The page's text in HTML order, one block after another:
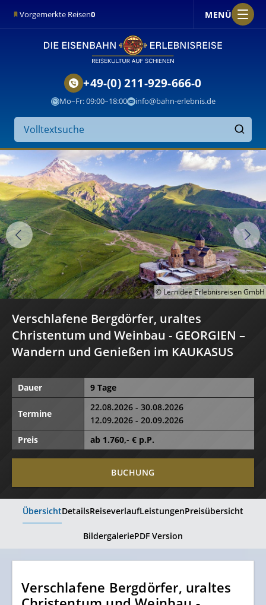
Vorgemerkte Reisen0 MENÜ
Suche
auf
der
Finden
+49-(0) 211-929-666-0
Mo–Fr: 09:00–18:00 info@bahn-erlebnis.de
Verschlafene Bergdörfer, uraltes
Christentum und Weinbau - GEORGIEN –
Wandern und Genießen im KAUKASUS
Dauer 9 Tage
Termine
22.08.2026 - 30.08.2026
12.09.2026 - 20.09.2026
Preis
ab 1.760,- € p.P.
BUCHUNG
© Lernidee Erlebnisreisen GmbH
ÜbersichtDetailsReiseverlaufLeistungenPreisübersicht
BildergaleriePDF Version
Verschlafene Bergdörfer, uraltes